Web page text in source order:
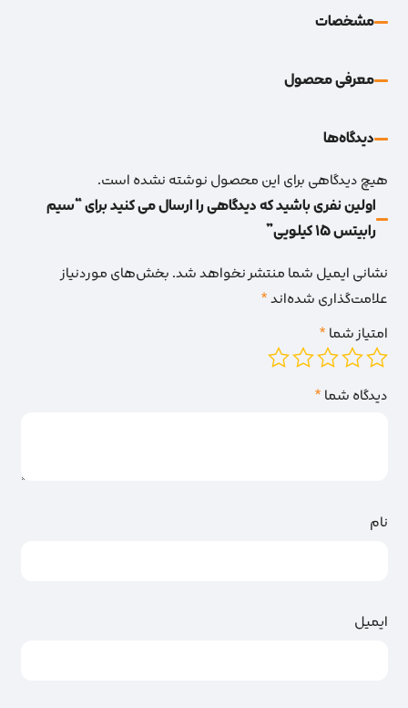
مشخصات
معرفی محصول
دیدگاه‌‌ها
هیچ دیدگاهی برای این محصول نوشته نشده است.
اولین نفری باشید که دیدگاهی را ارسال می کنید برای “سیم
رابیتس 15 کیلویی”
نشانی ایمیل شما منتشر نخواهد شد.بخش‌های موردنیاز
علامت‌گذاری شده‌اند*
امتیاز شما*
دیدگاه شما*
نام
ایمیل